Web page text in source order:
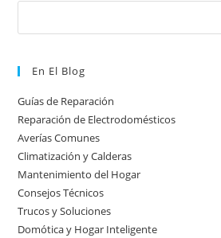
En El Blog
Guías de Reparación
Reparación de Electrodomésticos
Averías Comunes
Climatización y Calderas
Mantenimiento del Hogar
Consejos Técnicos
Trucos y Soluciones
Domótica y Hogar Inteligente